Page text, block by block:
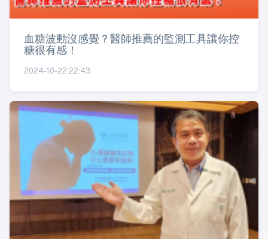
血糖波動沒感覺？醫師推薦的監測工具讓你控
糖很有感！
2024-10-22 22:43